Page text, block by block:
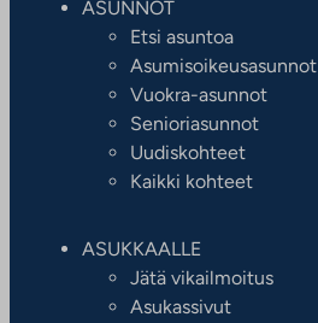
ASUNNOT
Etsi asuntoa
Asumisoikeusasunnot
Vuokra-asunnot
Senioriasunnot
Uudiskohteet
Kaikki kohteet
ASUKKAALLE
Jätä vikailmoitus
Asukassivut